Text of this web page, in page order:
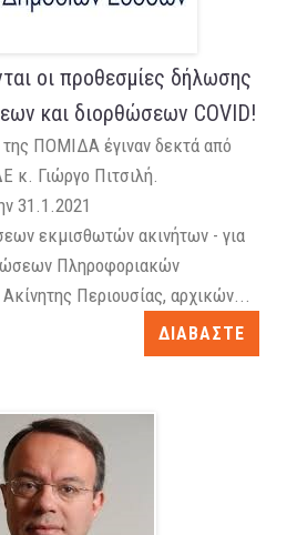
οι προθεσμίες δήλωσης
και διορθώσεων COVID!
ΠΟΜΙΔΑ έγιναν δεκτά από
κ. Γιώργο Πιτσιλή.
31.1.2021
εκμισθωτών ακινήτων - για
Πληροφοριακών
Περιουσίας, αρχικών...
ΔΙΑΒΑΣΤΕ